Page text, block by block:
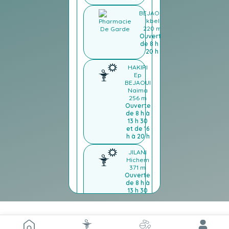
BEJAOUI
Ikbel
220 m
Ouverte
de 8 h à
20 h
HAKIRI
Ep
BEJAOUI
Naima
256 m
Ouverte
de 8 h à
13 h 30
et de 16
h à 20 h
JILANI
Hichem
371 m
Ouverte
de 8 h à
13 h 30
LAHDHILI